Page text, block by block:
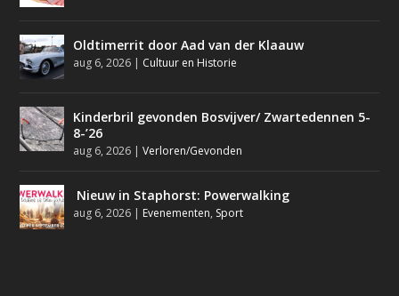
Oldtimerrit door Aad van der Klaauw
aug 6, 2026 Cultuur en Historie
Kinderbril gevonden Bosvijver/ Zwartedennen 5-
8-’26
aug 6, 2026 |Verloren/Gevonden
Nieuw in Staphorst: Powerwalking
aug 6, 2026 Evenementen, Sport